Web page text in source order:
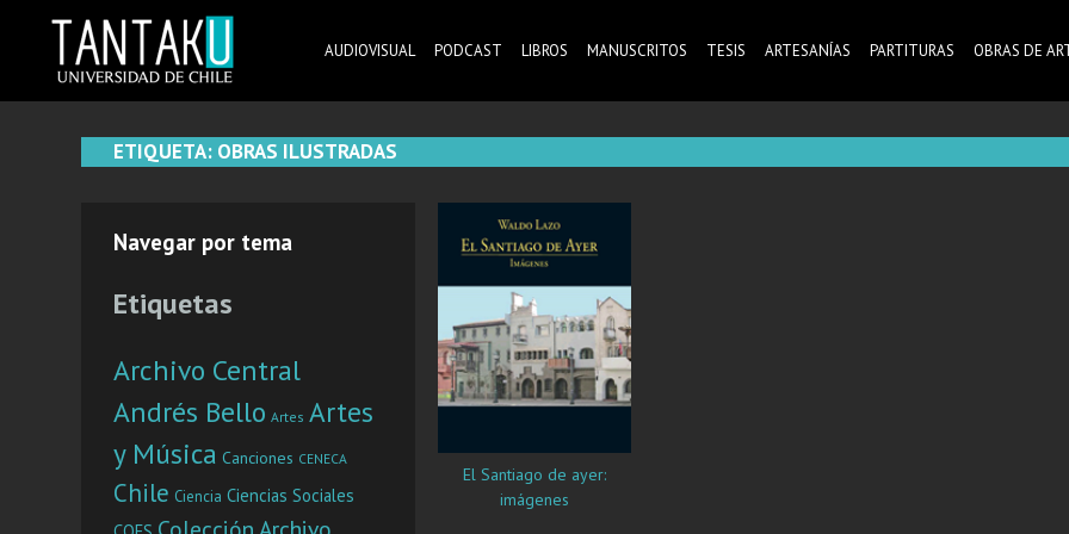
content
AUDIOVISUAL PODCAST LIBROS MANUSCRITOS TESIS ARTESANÍAS PARTITURAS OBRAS DE
ETIQUETA: OBRAS ILUSTRADAS
Navegar por tema
Etiquetas
Archivo Central
Andrés Bello Artes Artes
y Música Canciones CENECA
Chile Ciencia Ciencias Sociales
El Santiago de ayer:
imágenes